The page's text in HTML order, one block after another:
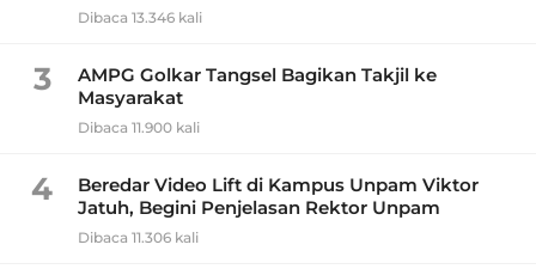
Dibaca 13.346 kali
3
AMPG Golkar Tangsel Bagikan Takjil ke
Masyarakat
Dibaca 11.900 kali
4
Beredar Video Lift di Kampus Unpam Viktor
Jatuh, Begini Penjelasan Rektor Unpam
Dibaca 11.306 kali